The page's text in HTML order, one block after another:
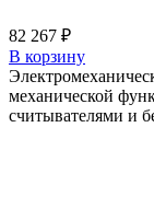
82 267 ₽
В корзину
механической
считывателями и